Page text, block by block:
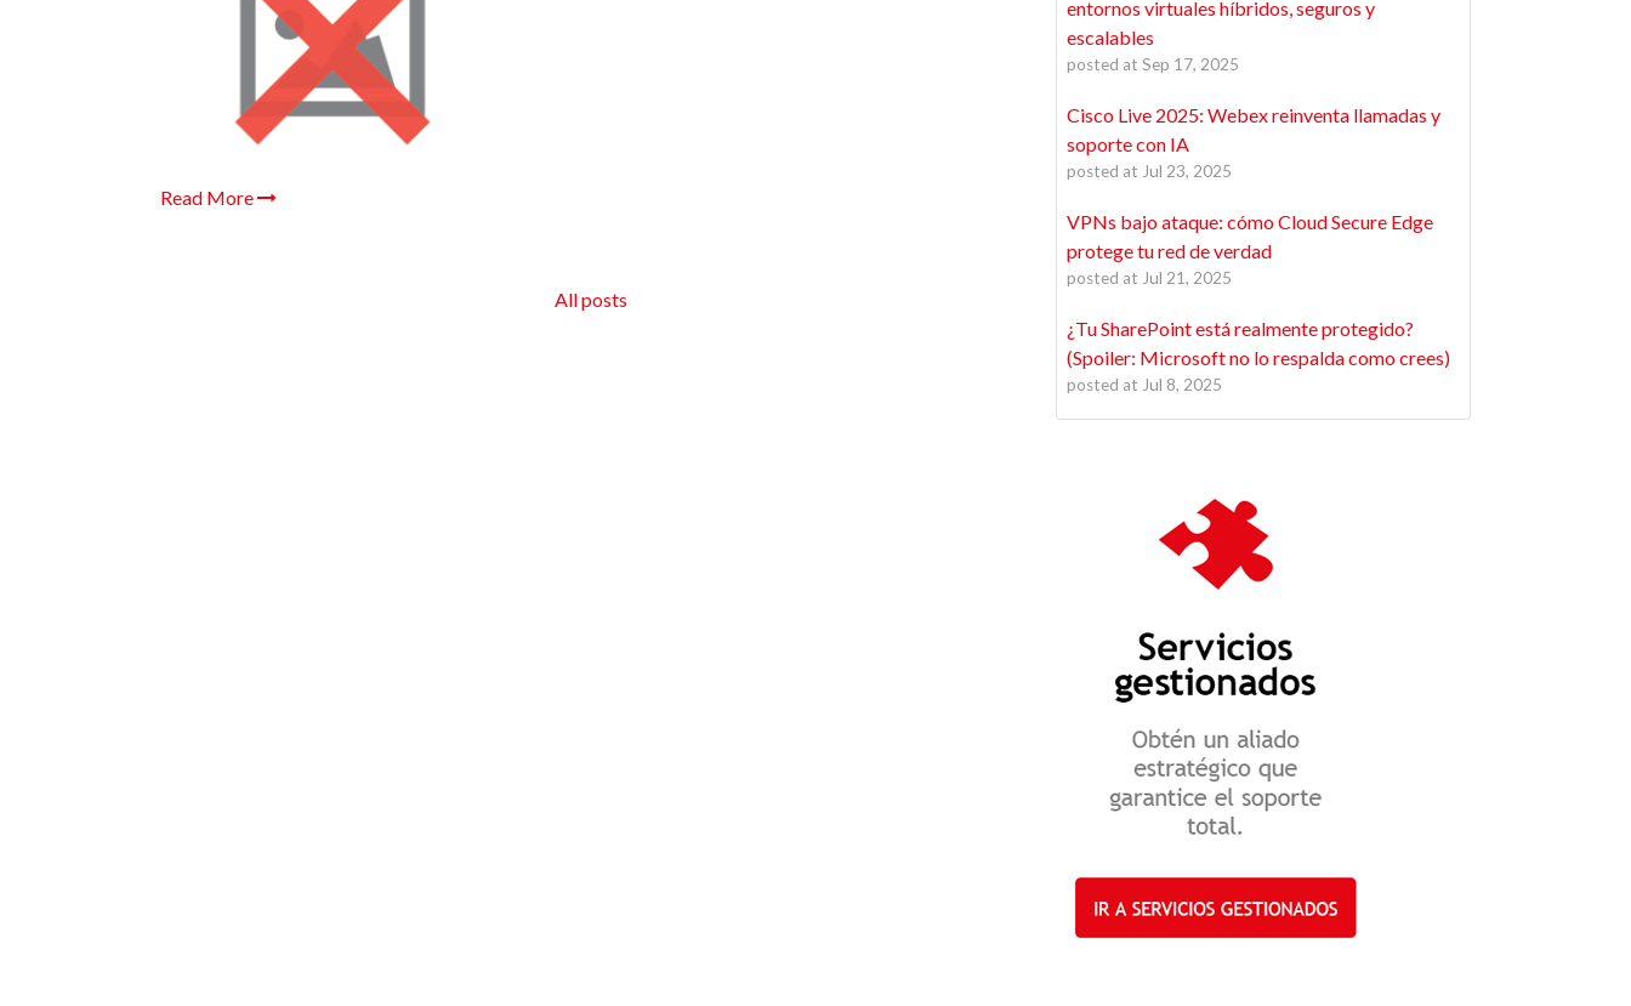
Read More
All posts
entornos virtuales híbridos, seguros y
escalables
posted at Sep 17, 2025
Cisco Live 2025: Webex reinventa llamadas y
soporte con IA
posted at Jul 23, 2025
VPNs bajo ataque: cómo Cloud Secure Edge
protege tu red de verdad
posted at Jul 21, 2025
¿Tu SharePoint está realmente protegido?
(Spoiler: Microsoft no lo respalda como crees)
posted at Jul 8, 2025